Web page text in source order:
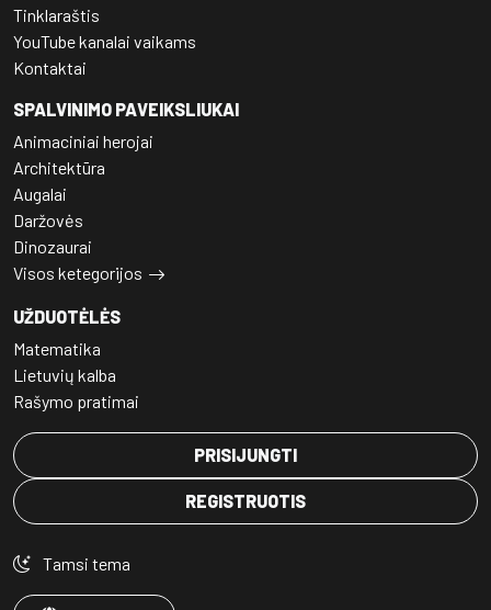
Tinklaraštis
YouTube kanalai vaikams
Kontaktai
SPALVINIMO PAVEIKSLIUKAI
Animaciniai herojai
Architektūra
Augalai
Daržovės
Dinozaurai
Visos ketegorijos
UŽDUOTĖLĖS
Matematika
Lietuvių kalba
Rašymo pratimai
PRISIJUNGTI
REGISTRUOTIS
Tamsi tema